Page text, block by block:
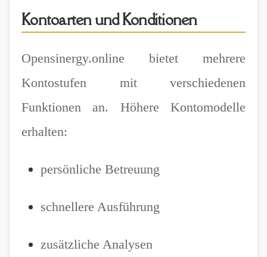
Kontoarten und Konditionen
Opensinergy.online bietet mehrere
Kontostufen mit verschiedenen
Funktionen an. Höhere Kontomodelle
erhalten:
persönliche Betreuung
schnellere Ausführung
zusätzliche Analysen